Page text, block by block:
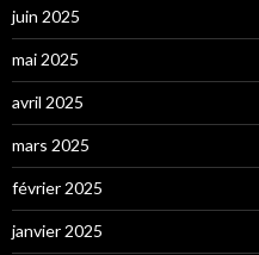
juin 2025
mai 2025
avril 2025
mars 2025
février 2025
janvier 2025